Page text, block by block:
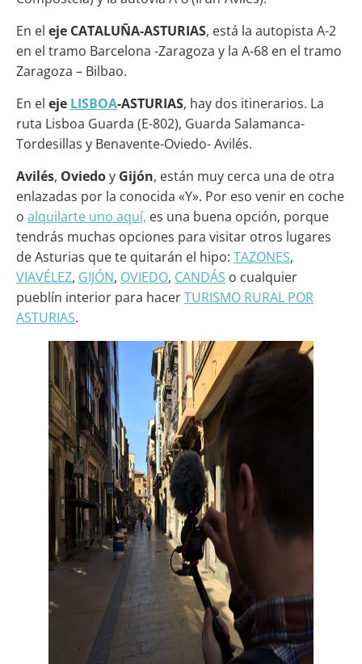
En el eje CATALUÑA-ASTURIAS, está la autopista A-2
en el tramo Barcelona -Zaragoza y la A-68 en el tramo
Zaragoza – Bilbao.
En el eje LISBOA-ASTURIAS, hay dos itinerarios. La
ruta Lisboa Guarda (E-802), Guarda Salamanca-
Tordesillas y Benavente-Oviedo- Avilés.
Avilés, Oviedoy Gijón, están muy cerca una de otra
enlazadas por la conocida «Y». Por eso venir en coche
o alquilarte uno aquí, es una buena opción, porque
tendrás muchas opciones para visitar otros lugares
de Asturias que te quitarán el hipo: TAZONES,
VIAVÉLEZ, GIJÓN, OVIEDO, CANDÁS o cualquier
pueblín interior para hacerTURISMO RURAL POR
ASTURIAS.